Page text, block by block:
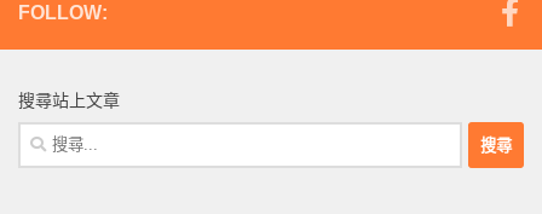
FOLLOW:
搜尋站上文章
搜
尋